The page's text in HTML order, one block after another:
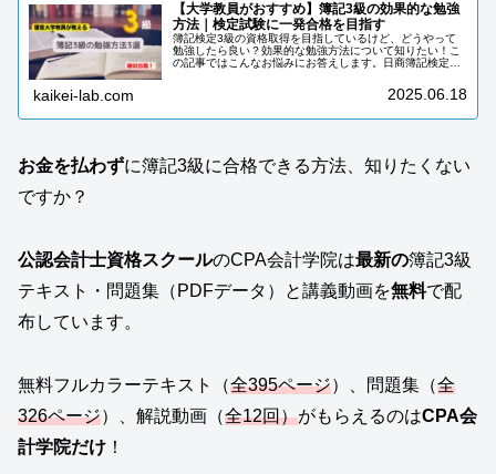
【大学教員がおすすめ】簿記3級の効果的な勉強
方法｜検定試験に一発合格を目指す
簿記検定3級の資格取得を目指しているけど、どうやって
勉強したら良い？効果的な勉強方法について知りたい！こ
の記事ではこんなお悩みにお答えします。日商簿記検定3
kaikei-lab.com 2025.06.18
お金を払わずに簿記3級に合格できる方法、知りたくない
ですか？
公認会計士資格スクールのCPA会計学院は最新の簿記3級
テキスト・問題集（PDFデータ）と講義動画を無料で配
布しています。
無料フルカラーテキスト（全395ページ）、問題集（全
326ページ）、解説動画（全12回）がもらえるのはCPA会
計学院だけ ！